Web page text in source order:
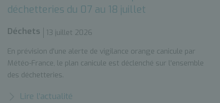
déchetteries du 07 au 18 juillet
Déchets
13 juillet 2026
En prévision d'une alerte de vigilance orange canicule par
Météo-France, le plan canicule est déclenché sur l'ensemble
des déchetteries.
Lire l’actualité